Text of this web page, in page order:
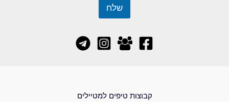
שלח
קבוצות טיפים למטיילים